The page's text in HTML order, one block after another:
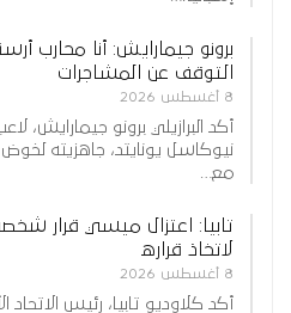
برونو جيمارايش: أنا محارب
التوقف عن المشاجرات
8 أغسطس 2026
أكد البرازيلي برونو جيمارايش،
نيوكاسل يونايتد، جاهزيته
مع…
تابيا: اعتزال ميسي قرار
لاتخاذ قراره
8 أغسطس 2026
أكد كلاوديو تابيا، رئيس الاتحاد